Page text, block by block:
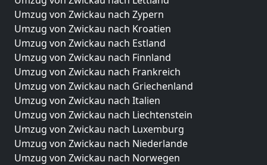
Umzug von Zwickau nach Zypern
Umzug von Zwickau nach Kroatien
Umzug von Zwickau nach Estland
Umzug von Zwickau nach Finnland
Umzug von Zwickau nach Frankreich
Umzug von Zwickau nach Griechenland
Umzug von Zwickau nach Italien
Umzug von Zwickau nach Liechtenstein
Umzug von Zwickau nach Luxemburg
Umzug von Zwickau nach Niederlande
Umzug von Zwickau nach Norwegen